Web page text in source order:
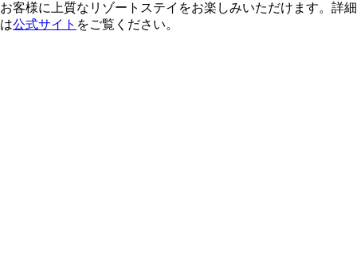
お客様に上質なリゾートステイをお楽しみいただけます。詳細
は公式サイト をご覧ください。